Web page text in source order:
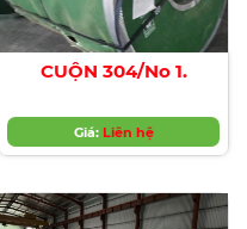
CUỘN 304/No 1.
Giá: Liên hệ